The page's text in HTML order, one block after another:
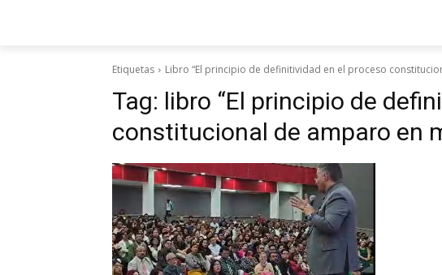
Etiquetas Libro “El principio de definitividad en el proceso
Tag: libro “El principio de
constitucional de amparo en